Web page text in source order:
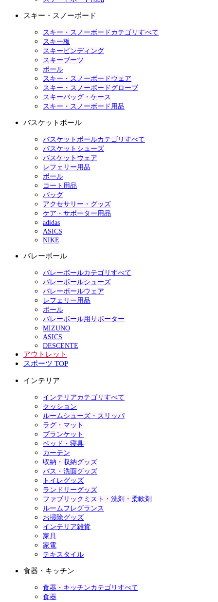
スキー・スノーボード
スキー・スノーボードカテゴリすべて
スキー板
スキービンディング
スキーブーツ
ポール
スキー・スノーボードウェア
スキー・スノーボードグローブ
スキーバッグ・ケース
スキー・スノーボード用品
バスケットボール
バスケットボールカテゴリすべて
バスケットシューズ
バスケットウェア
レフェリー用品
ボール
コート用品
バッグ
アクセサリー・グッズ
ケア・サポーター用品
adidas
ASICS
NIKE
バレーボール
バレーボールカテゴリすべて
バレーボールシューズ
バレーボールウェア
レフェリー用品
ボール
バレーボール用サポーター
MIZUNO
ASICS
DESCENTE
アウトレット
スポーツ TOP
インテリア
インテリアカテゴリすべて
クッション
ルームシューズ・スリッパ
ラグ・マット
ブランケット
ベッド・寝具
カーテン
収納・収納グッズ
バス・洗面グッズ
トイレグッズ
ランドリーグッズ
ファブリックミスト・洗剤・柔軟剤
ルームフレグランス
お掃除グッズ
インテリア雑貨
家具
家電
テキスタイル
食器・キッチン
食器・キッチンカテゴリすべて
食器